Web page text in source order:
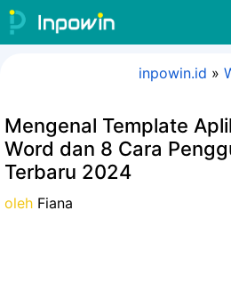
Langsung
ke
inpowin.id »
Mengenal Template
Word dan 8 Cara
Terbaru 2024
oleh Fiana